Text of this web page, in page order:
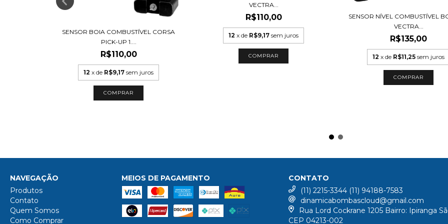
SENSOR BOIA COMBUSTÍVEL CORSA
PICK-UP 1....
R$110,00
12 x de R$9,17 sem juros
VECTRA...
R$110,00
12 x de R$9,17 sem juros
SENSOR NÍVEL COMBUSTÍVEL
VECTRA...
R$135,00
12 x de R$11,25 sem juros
NAVEGAÇÃO
Produtos
Contato
Quem Somos
Como Comprar
MEIOS DE PAGAMENTO
CONTATO
(11) 2215-3344 (11) 94188-7583
dinamicabombascloud@gmail.com
Rua Lord Cockrane 1205 Bairro: Ipiranga
CEP 04213-002